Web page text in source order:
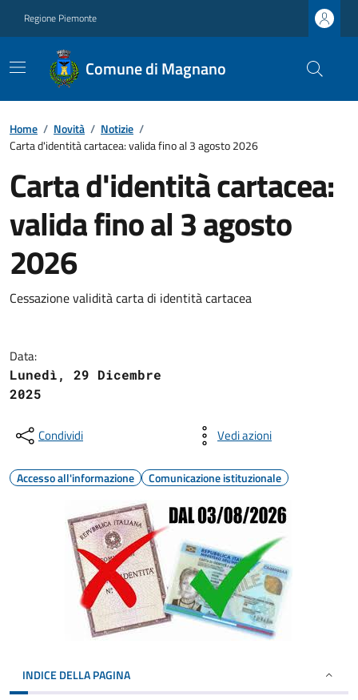
Regione Piemonte
Comune di Magnano
Home / Novità / Notizie /
Carta d'identità cartacea: valida fino al 3 agosto 2026
Carta d'identità cartacea:
valida fino al 3 agosto
2026
Cessazione validità carta di identità cartacea
Data:
Lunedì, 29 Dicembre
2025
Condividi Vedi azioni
Accesso all'informazione Comunicazione istituzionale
INDICE DELLA PAGINA